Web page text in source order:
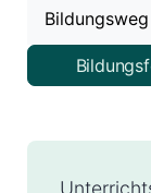
Bildungsweg